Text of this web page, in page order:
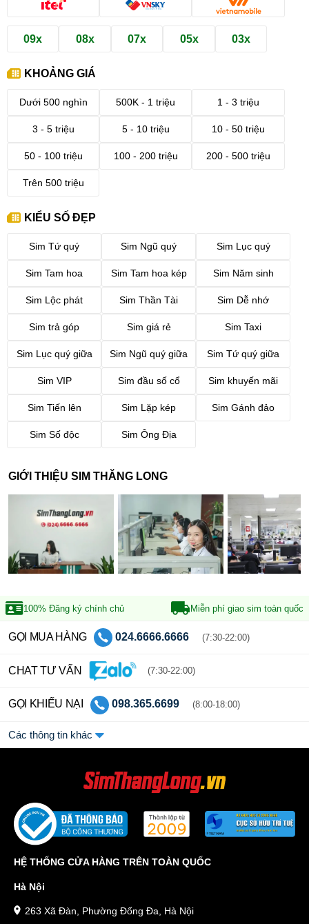
09x 08x 07x 05x 03x
KHOẢNG GIÁ
Dưới 500 nghìn 500K - 1 triệu 1 - 3 triệu
3 - 5 triệu 5 - 10 triệu 10 - 50 triệu
50 - 100 triệu 100 - 200 triệu 200 - 500 triệu
Trên 500 triệu
KIỂU SỐ ĐẸP
Sim Tứ quý Sim Ngũ quý Sim Lục quý
Sim Tam hoa Sim Tam hoa kép Sim Năm sinh
Sim Lộc phát Sim Thần Tài Sim Dễ nhớ
Sim trả góp Sim giá rẻ Sim Taxi
Sim Lục quý giữa Sim Ngũ quý giữa Sim Tứ quý giữa
Sim VIP Sim đầu số cổ Sim khuyến mãi
Sim Tiến lên Sim Lặp kép Sim Gánh đảo
Sim Số độc Sim Ông Địa
GIỚI THIỆU SIM THĂNG LONG
100% Đăng ký chính chủ Miễn phí giao sim toàn quốc
GỌI MUA HÀNG 024.6666.6666 (7:30-22:00)
CHAT TƯ VẤN (7:30-22:00)
GỌI KHIẾU NẠI 098.365.6699 (8:00-18:00)
Các thông tin khác
HỆ THỐNG CỬA HÀNG TRÊN TOÀN QUỐC
Hà Nội
263 Xã Đàn, Phường Đống Đa, Hà Nội